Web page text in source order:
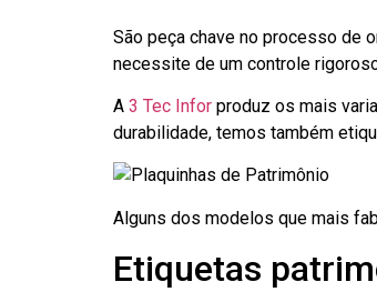
São peça chave no processo de
necessite de um controle
A 3 Tec Infor produz os mais
durabilidade, temos também
Alguns dos modelos que mais
Etiquetas